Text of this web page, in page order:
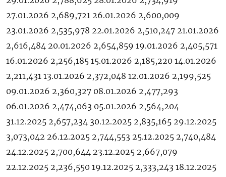
27.01.2026 2,689,721 26.01.2026 2,600,009
23.01.2026 2,535,978 22.01.2026 2,510,247 21.01.2026
2,616,484 20.01.2026 2,654,859 19.01.2026 2,405,571
16.01.2026 2,256,185 15.01.2026 2,185,220 14.01.2026
2,211,431 13.01.2026 2,372,048 12.01.2026 2,199,525
09.01.2026 2,360,327 08.01.2026 2,477,293
06.01.2026 2,474,063 05.01.2026 2,564,204
31.12.2025 2,657,234 30.12.2025 2,835,165 29.12.2025
3,073,042 26.12.2025 2,744,553 25.12.2025 2,740,484
24.12.2025 2,700,644 23.12.2025 2,667,079
22.12.2025 2,236,550 19.12.2025 2,333,243 18.12.2025